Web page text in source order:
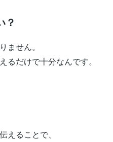
？
ません。
るだけで十分なんです。
えることで、